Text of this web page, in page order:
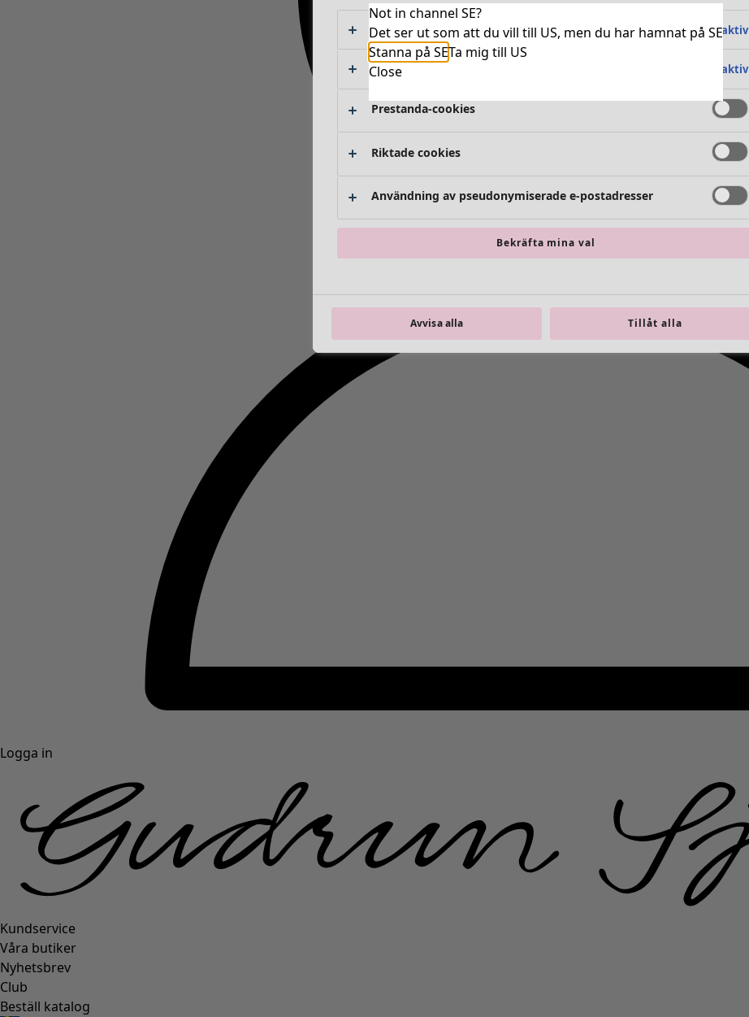
Logga in
Kundservice
Våra butiker
Nyhetsbrev
Club
Beställ katalog
Not in channel SE?
Det ser ut som att du vill till US, men du har hamnat på SE
Stanna på SETa mig till US
Close
Absolut nödvändiga cookies Alltid aktiv
Funktionella cookies Alltid aktiv
Prestanda-cookies
Riktade cookies
Användning av pseudonymiserade e-postadresser
Bekräfta mina val
Avvisa alla Tillåt alla